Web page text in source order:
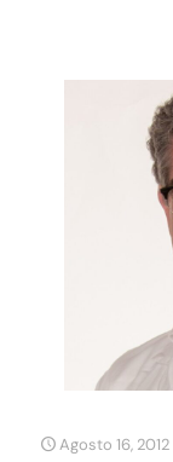
Agosto 16, 2012